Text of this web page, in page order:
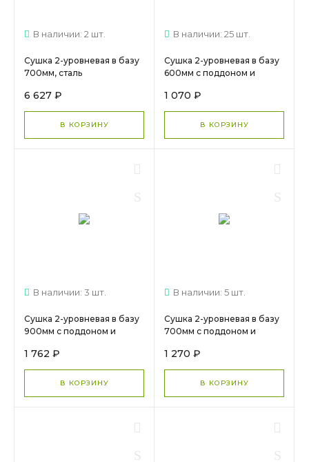
В наличии: 2 шт.
Сушка 2-уровневая в базу
700мм, сталь
INOXA МС 245
6 627 ₽
В КОРЗИНУ
В наличии: 25 шт.
Сушка 2-уровневая в базу
600мм с поддоном и
1 070 ₽
В КОРЗИНУ
В наличии: 3 шт.
Сушка 2-уровневая в базу
900мм с поддоном и
1 762 ₽
В КОРЗИНУ
В наличии: 5 шт.
Сушка 2-уровневая в базу
700мм с поддоном и
674
1 270 ₽
В КОРЗИНУ